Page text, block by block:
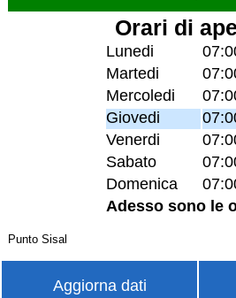
Orari di
Lunedi
Martedi
Mercoledi
Giovedi
Venerdi
Sabato
Domenica
Adesso sono le
Punto Sisal
Aggiorna dati